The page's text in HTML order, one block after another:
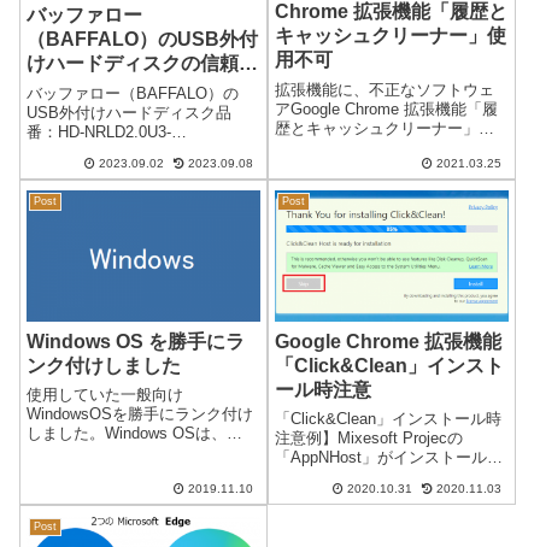
バッファロー
（BAFFALO）のUSB外付
けハードディスクの信頼性
と評価
バッファロー（BAFFALO）の
USB外付けハードディスク品
番：HD-NRLD2.0U3-
の不具合 症状約1年で故障が判明
2022年7月に購入しました。テレ
ビ録画に使用していましたが、
2023.09.02 2023.09.08
Chrome 拡張機能「履歴と
キャッシュクリーナー」使
用不可
拡張機能に、不正なソフトウェ
アGoogle Chrome 拡張機能「履
歴とキャッシュクリーナー」
歴とキャッシュクリーナー」が
使用できなくなりました。メッ
セージ履歴とキャッシュクリー
ナー！この拡張機能...
2021.03.25
Post
Windows OS を勝手にラ
ンク付けしました
使用していた一般向け
WindowsOSを勝手にランク付け
しました。Windows OSは、
を1995年のWindows95で人気に
なり一般に普及してきました。
今では一般企業などに...
2019.11.10
Post
Google Chrome 拡張機能
「Click&Clean」インスト
ール時注意
「Click&Clean」インストール時
注意例】Mixesoft Projecの
「AppNHost」がインストールさ
「appnhost」が登録される。注
2020.10.31 2020.11.03
Post